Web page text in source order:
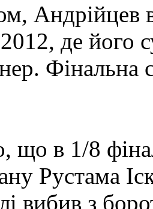
Андрійцев
де його
Фінальна
що в 1/8
Рустама
вибив з